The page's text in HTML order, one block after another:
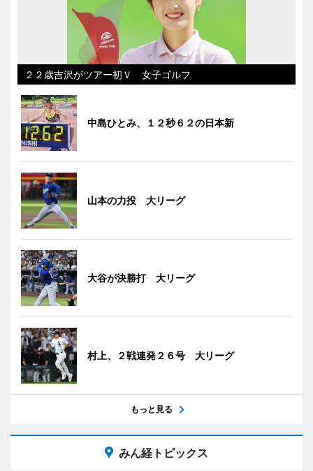
２２歳吉沢がツアー初Ｖ 女子ゴルフ
中島ひとみ、１２秒６２の日本新
山本の力投 大リーグ
大谷が決勝打 大リーグ
村上、２戦連発２６号 大リーグ
もっと見る
みん経トピックス